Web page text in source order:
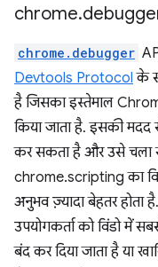
chrome.
chrome.debugger
Devtools Protocol के
है जिसका इस्तेमाल
किया जाता है. इसकी मदद
कर सकता है और उसे चला
chrome.scripting का
अनुभव ज़्यादा बेहतर होता
उपयोगकर्ता को विंडो में
बंद कर दिया जाता है या